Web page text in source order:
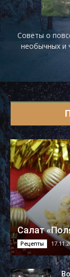
Советы о
необычных и
Cалат
Рецепты